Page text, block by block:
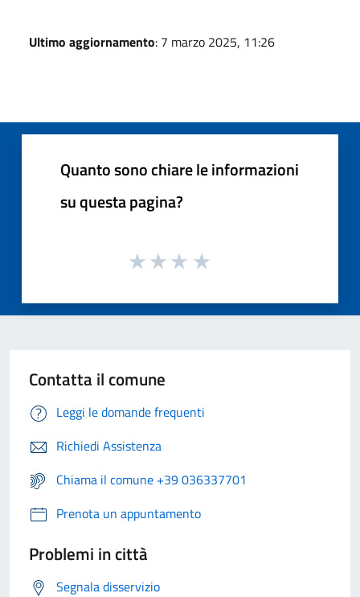
Ultimo aggiornamento: 7 marzo 2025, 11:26
Quanto sono chiare le informazioni
su questa pagina?
Contatta il comune
Leggi le domande frequenti
Richiedi Assistenza
Chiama il comune +39 036337701
Prenota un appuntamento
Problemi in città
Segnala disservizio